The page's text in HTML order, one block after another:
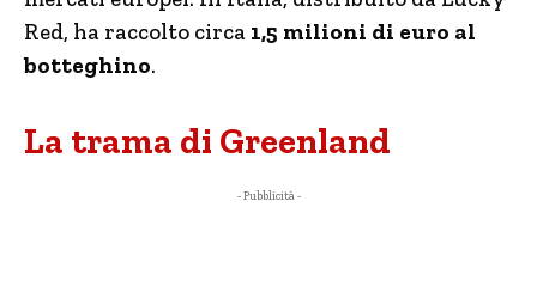
Red, ha raccolto circa 1,5 milioni di euro al
botteghino.
La trama di Greenland
- Pubblicità -